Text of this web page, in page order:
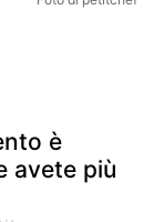
è
avete più